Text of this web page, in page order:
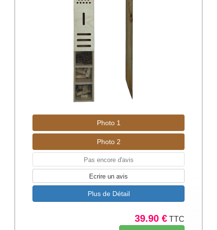
Photo 1
Photo 2
Pas encore d'avis
Ecrire un avis
Plus de Détail
39.90 € TTC